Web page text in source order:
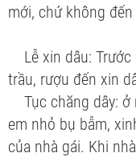
mới, chứ không
Lễ xin dâu:
trầu, rượu đến xin
Tục chăng dây: ở
em nhỏ bụ bẫm,
của nhà gái. Khi